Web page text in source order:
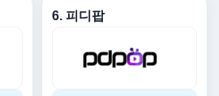
6. 피디팝